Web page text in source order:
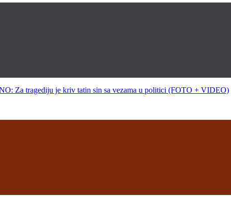
Za tragediju je kriv tatin sin sa vezama u politici (FOTO + VIDEO)